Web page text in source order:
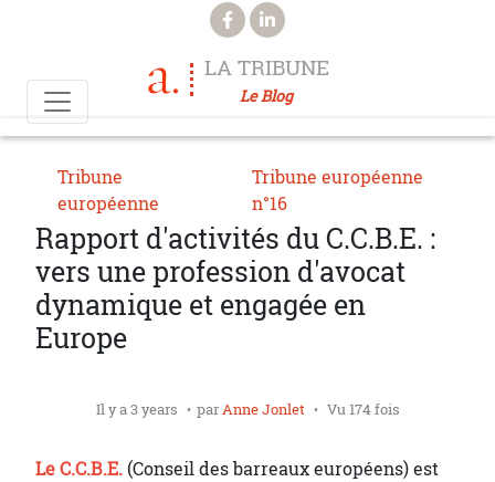
Aller au contenu principal
LA TRIBUNE
Le Blog
Tribune
européenne
Tribune européenne
n°16
Rapport d'activités du C.C.B.E. :
vers une profession d'avocat
dynamique et engagée en
Europe
Il y a 3 years parAnne Jonlet Vu 174 fois
Le C.C.B.E. (Conseil des barreaux européens) est